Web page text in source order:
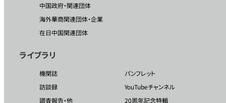
中国政府・関連団体
海外華商関連団体・企業
在日中国関連団体
ライブラリ
機関誌
パンフレット
訪談録
YouTubeチャンネル
調査報告・他
20周年記念特輯